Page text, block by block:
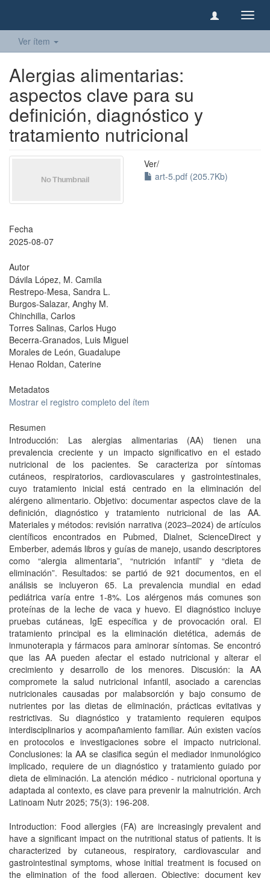
Ver ítem
Alergias alimentarias:
aspectos clave para su
definición, diagnóstico y
tratamiento nutricional
Ver/
art-5.pdf (205.7Kb)
Fecha
2025-08-07
Autor
Dávila López, M. Camila
Restrepo-Mesa, Sandra L.
Burgos-Salazar, Anghy M.
Chinchilla, Carlos
Torres Salinas, Carlos Hugo
Becerra-Granados, Luis Miguel
Morales de León, Guadalupe
Henao Roldan, Caterine
Metadatos
Mostrar el registro completo del ítem
Resumen
Introducción: Las alergias alimentarias (AA) tienen una
prevalencia creciente y un impacto significativo en el estado
nutricional de los pacientes. Se caracteriza por síntomas
cutáneos, respiratorios, cardiovasculares y gastrointestinales,
cuyo tratamiento inicial está centrado en la eliminación del
alérgeno alimentario. Objetivo: documentar aspectos clave de la
definición, diagnóstico y tratamiento nutricional de las AA.
Materiales y métodos: revisión narrativa (2023–2024) de artículos
científicos encontrados en Pubmed, Dialnet, ScienceDirect y
Emberber, además libros y guías de manejo, usando descriptores
como “alergia alimentaria”, “nutrición infantil” y “dieta de
eliminación”. Resultados: se partió de 921 documentos, en el
análisis se incluyeron 65. La prevalencia mundial en edad
pediátrica varía entre 1-8%. Los alérgenos más comunes son
proteínas de la leche de vaca y huevo. El diagnóstico incluye
pruebas cutáneas, IgE específica y de provocación oral. El
tratamiento principal es la eliminación dietética, además de
inmunoterapia y fármacos para aminorar síntomas. Se encontró
que las AA pueden afectar el estado nutricional y alterar el
crecimiento y desarrollo de los menores. Discusión: la AA
compromete la salud nutricional infantil, asociado a carencias
nutricionales causadas por malabsorción y bajo consumo de
nutrientes por las dietas de eliminación, prácticas evitativas y
restrictivas. Su diagnóstico y tratamiento requieren equipos
interdisciplinarios y acompañamiento familiar. Aún existen vacíos
en protocolos e investigaciones sobre el impacto nutricional.
Conclusiones: la AA se clasifica según el mediador inmunológico
implicado, requiere de un diagnóstico y tratamiento guiado por
dieta de eliminación. La atención médico - nutricional oportuna y
adaptada al contexto, es clave para prevenir la malnutrición. Arch
Latinoam Nutr 2025; 75(3): 196-208.
Introduction: Food allergies (FA) are increasingly prevalent and
have a significant impact on the nutritional status of patients. It is
characterized by cutaneous, respiratory, cardiovascular and
gastrointestinal symptoms, whose initial treatment is focused on
the elimination of the food allergen. Objective: document key